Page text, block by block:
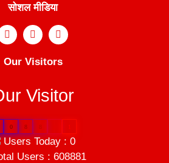
सोशल मीडिया
Our Visitors
Visitor
0 8 8 1
Users Today : 0
Users : 608881